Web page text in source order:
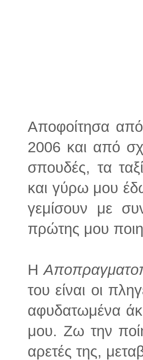
Αποφοίτησα
2006 και από
σπουδές, τα
και γύρω μου
γεμίσουν με
πρώτης μου
Η
του είναι οι
αφυδατωμένα
μου. Ζω την
αρετές της,